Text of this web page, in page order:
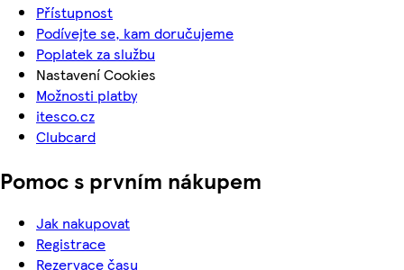
Přístupnost
Podívejte se, kam doručujeme
Poplatek za službu
Nastavení Cookies
Možnosti platby
itesco.cz
Clubcard
Pomoc s prvním nákupem
Jak nakupovat
Registrace
Rezervace času